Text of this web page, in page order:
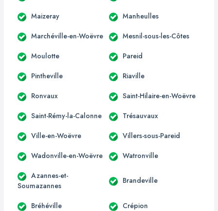
Maizeray Manheulles
Marchéville-en-Woëvre Mesnil-sous-les-Côtes
Moulotte Pareid
Pintheville Riaville
Ronvaux Saint-Hilaire-en-Woëvre
Saint-Rémy-la-Calonne Trésauvaux
Ville-en-Woëvre Villers-sous-Pareid
Wadonville-en-Woëvre Watronville
Azannes-et-
Soumazannes
Brandeville
Bréhéville Crépion